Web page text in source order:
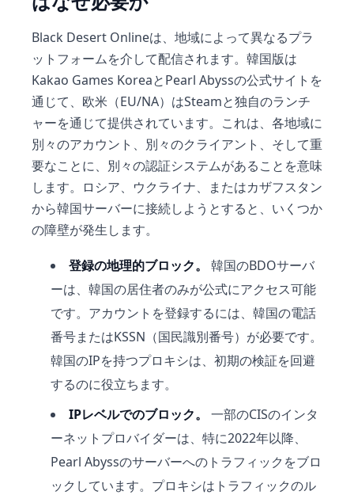
Black Desert Onlineは、地域によって異なるプラ
ットフォームを介して配信されます。韓国版は
Kakao Games KoreaとPearl Abyssの公式サイトを
通じて、欧米（EU/NA）はSteamと独自のランチ
ャーを通じて提供されています。これは、各地域に
別々のアカウント、別々のクライアント、そして重
要なことに、別々の認証システムがあることを意味
します。ロシア、ウクライナ、またはカザフスタン
から韓国サーバーに接続しようとすると、いくつか
の障壁が発生します。
登録の地理的ブロック。
韓国のBDOサーバ
ーは、韓国の居住者のみが公式にアクセス可能
です。アカウントを登録するには、韓国の電話
番号またはKSSN（国民識別番号）が必要です。
韓国のIPを持つプロキシは、初期の検証を回避
するのに役立ちます。
IPレベルでのブロック。
一部のCISのインタ
ーネットプロバイダーは、特に2022年以降、
Pearl Abyssのサーバーへのトラフィックをブロ
ックしています。プロキシはトラフィックのル